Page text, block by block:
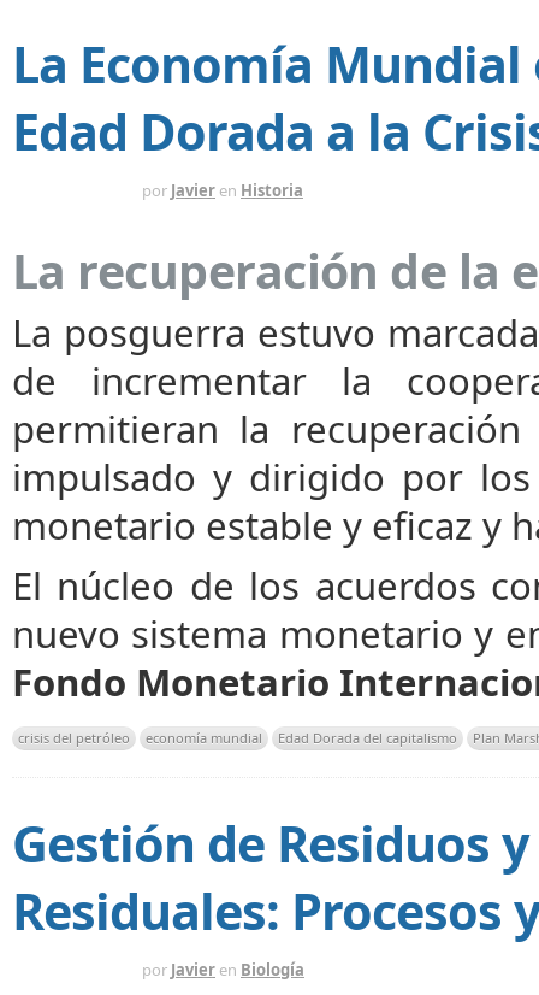
La Economía
Edad Dorada a la
por Javier en Historia
La recuperación de la
La posguerra estuvo
de incrementar la
permitieran la
impulsado y dirigido por los
monetario estable y eficaz y
El núcleo de los acuerdos
nuevo sistema monetario y
Fondo Monetario
crisis del petróleo economía mundial Edad Dorada del capitalismo Plan
Gestión de Residuos
Residuales:
por Javier en Biología